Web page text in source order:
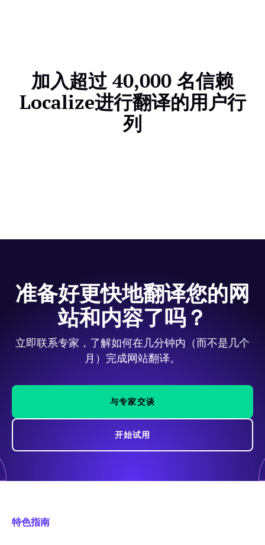
加入超过 40,000 名信赖
Localize进行翻译的用户行
列
准备好更快地翻译您的网
站和内容了吗？
立即联系专家，了解如何在几分钟内（而不是几个
月）完成网站翻译。
与专家交谈
开始试用
特色指南